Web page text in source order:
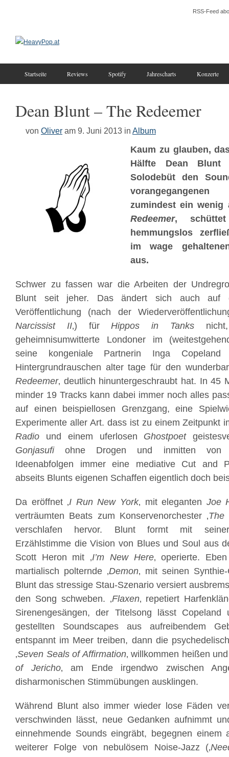
RSS-Feed
Startseite Reviews Spotify Jahrescharts Konzerte
Dean Blunt – The Redeemer
von Oliver am 9. Juni 2013 in Album
Kaum zu glauben,
Hälfte Dean
Solodebüt den
vorangegangenen
zumindest ein wenig
Redeemer‚
hemmungslos
im wage
aus.
Schwer zu fassen war die Arbeiten der
Blunt seit jeher. Das ändert sich auch auf
Veröffentlichung (nach der
Narcissist II‚) fürHippos in Tanksnicht,
geheimnisumwitterte Londoner im
seine kongeniale Partnerin Inga Copeland
Hintergrundrauschen alter tage für den
Redeemer‚ deutlich hinuntergeschraubt hat. In 45
minder 19 Tracks kann dabei immer noch alles
auf einen beispiellosen Grenzgang, eine
Experimente aller Art. dass ist zu einem Zeitpunkt
Radio und einem uferlosen Ghostpoet
Gonjasufiohne Drogen und inmitten von
Ideenabfolgen immer eine mediative Cut and
abseits Blunts eigenen Schaffen eigentlich doch
Da eröffnet ‚I Run New York‚ mit eleganten Joe
verträumten Beats zum Konservenorchester ‚The
verschlafen hervor. Blunt formt mit seiner
Erzählstimme die Vision von Blues und Soul aus
Scott Heron mit ‚I’m New Here‚ operierte.
martialisch polternde ‚Demon‚ mit seinen
Blunt das stressige Stau-Szenario versiert
den Song schweben. ‚Flaxen‚ repetiert
Sirenengesängen, der Titelsong lässt
gestellten Soundscapes aus aufreibendem
entspannt im Meer treiben, dann die
‚Seven Seals of Affirmation‚ willkommen heißen
of Jericho‚ am Ende irgendwo zwischen
disharmonischen Stimmübungen ausklingen.
Während Blunt also immer wieder lose Fäden
verschwinden lässt, neue Gedanken aufnimmt
einnehmende Sounds eingräbt, begegnen einem
weiterer Folge von nebulösem Noise-Jazz (‚